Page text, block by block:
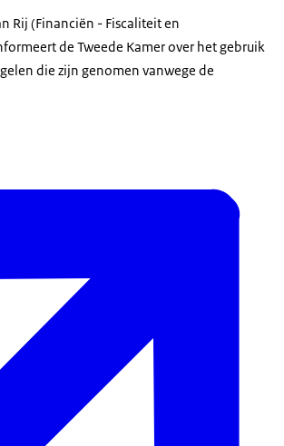
Rij (Financiën - Fiscaliteit en
de Tweede Kamer over het gebruik
die zijn genomen vanwege de